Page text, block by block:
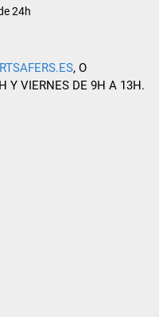
24h
, O
Y VIERNES DE 9H A 13H.